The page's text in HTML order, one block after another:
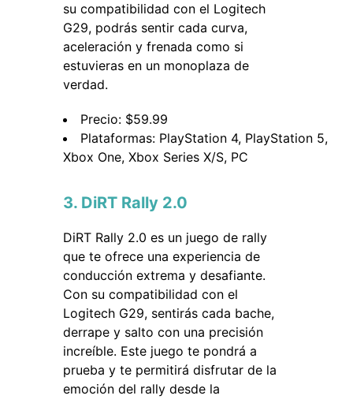
su compatibilidad con el Logitech
G29, podrás sentir cada curva,
aceleración y frenada como si
estuvieras en un monoplaza de
verdad.
Precio: $59.99
Plataformas: PlayStation 4, PlayStation 5,
Xbox One, Xbox Series X/S, PC
3. DiRT Rally 2.0
DiRT Rally 2.0 es un juego de rally
que te ofrece una experiencia de
conducción extrema y desafiante.
Con su compatibilidad con el
Logitech G29, sentirás cada bache,
derrape y salto con una precisión
increíble. Este juego te pondrá a
prueba y te permitirá disfrutar de la
emoción del rally desde la